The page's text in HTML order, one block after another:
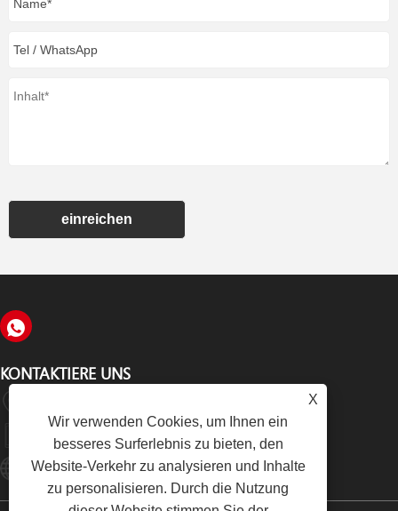
einreichen
KONTAKTIERE UNS
+86-18859215499
Dylan@tec-Rubber.com
X
Wir verwenden Cookies, um Ihnen ein
besseres Surferlebnis zu bieten, den
Website-Verkehr zu analysieren und Inhalte
zu personalisieren. Durch die Nutzung